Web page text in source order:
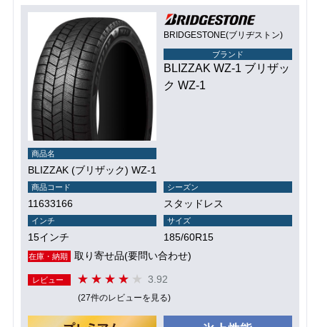
BRIDGESTONE(ブリヂストン)
ブランド
BLIZZAK WZ-1 ブリザッ
ク WZ-1
商品名
BLIZZAK (ブリザック) WZ-1
商品コード
11633166
シーズン
スタッドレス
インチ
15インチ
サイズ
185/60R15
在庫・納期 取り寄せ品(要問い合わせ)
レビュー 3.92
(27件のレビューを見る)